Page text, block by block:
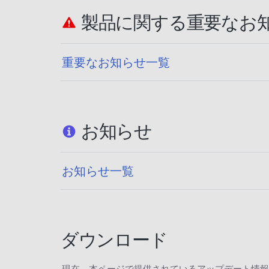
製品に関する重要なお
重要なお知らせ一覧
お知らせ
お知らせ一覧
ダウンロード